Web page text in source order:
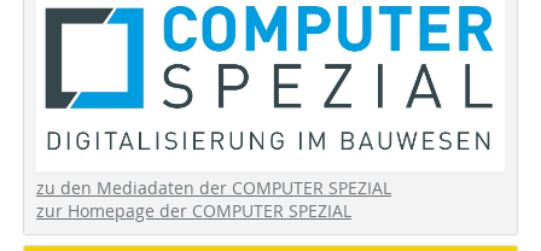
zu den Mediadaten der COMPUTER SPEZIAL
zur Homepage der COMPUTER SPEZIAL